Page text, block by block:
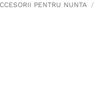
PENTRU NUNTA /